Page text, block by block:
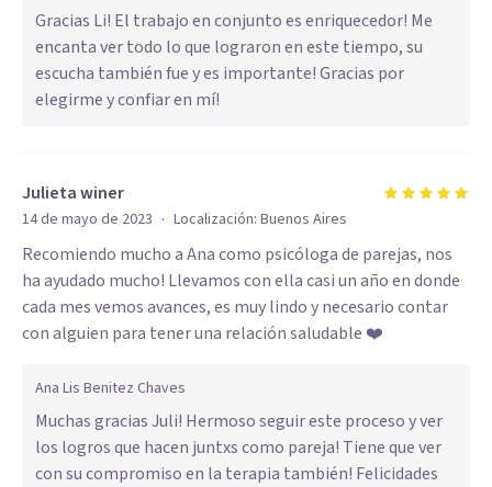
Gracias Li! El trabajo en conjunto es enriquecedor! Me
encanta ver todo lo que lograron en este tiempo, su
escucha también fue y es importante! Gracias por
elegirme y confiar en mí!
Julieta winer
14 de mayo de 2023 · Localización: Buenos Aires
Recomiendo mucho a Ana como psicóloga de parejas, nos
ha ayudado mucho! Llevamos con ella casi un año en donde
cada mes vemos avances, es muy lindo y necesario contar
con alguien para tener una relación saludable ❤️
Ana Lis Benitez Chaves
Muchas gracias Juli! Hermoso seguir este proceso y ver
los logros que hacen juntxs como pareja! Tiene que ver
con su compromiso en la terapia también! Felicidades